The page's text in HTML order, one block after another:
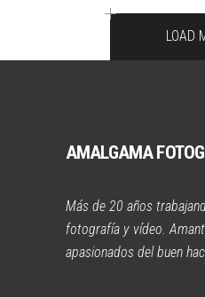
LOAD
AMALGAMA
Más de 20 años
fotografía y vídeo.
apasionados del buen